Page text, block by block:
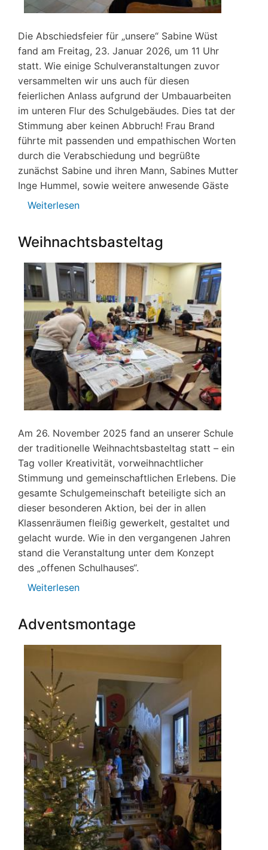
Die Abschiedsfeier für „unsere“ Sabine Wüst
fand am Freitag, 23. Januar 2026, um 11 Uhr
statt. Wie einige Schulveranstaltungen zuvor
versammelten wir uns auch für diesen
feierlichen Anlass aufgrund der Umbauarbeiten
im unteren Flur des Schulgebäudes. Dies tat der
Stimmung aber keinen Abbruch! Frau Brand
führte mit passenden und empathischen Worten
durch die Verabschiedung und begrüßte
zunächst Sabine und ihren Mann, Sabines Mutter
Inge Hummel, sowie weitere anwesende Gäste
Weiterlesen
Weihnachtsbasteltag
Am 26. November 2025 fand an unserer Schule
der traditionelle Weihnachtsbasteltag statt – ein
Tag voller Kreativität, vorweihnachtlicher
Stimmung und gemeinschaftlichen Erlebens. Die
gesamte Schulgemeinschaft beteiligte sich an
dieser besonderen Aktion, bei der in allen
Klassenräumen fleißig gewerkelt, gestaltet und
gelacht wurde. Wie in den vergangenen Jahren
stand die Veranstaltung unter dem Konzept
des „offenen Schulhauses“.
Weiterlesen
Adventsmontage